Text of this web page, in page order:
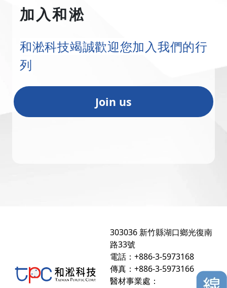
台
HAHAGO
完
書
「Taiwan
meets
落
加入和淞
和淞科技竭誠歡迎您加入我們的行
列
Join us
303036 新竹縣湖口鄉光復南
路33號
電話：+886-3-5973168
傳真：+886-3-5973166
醫材事業處：